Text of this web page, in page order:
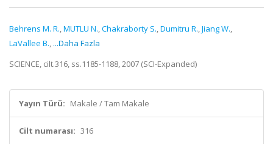
Behrens M. R.,MUTLU N.,Chakraborty S.,Dumitru R.,Jiang W.,
LaVallee B., ...Daha Fazla
SCIENCE, cilt.316, ss.1185-1188, 2007 (SCI-Expanded)
Yayın Türü: Makale / Tam Makale
Cilt numarası: 316